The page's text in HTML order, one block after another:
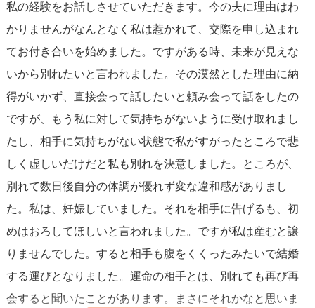
婚」は「ご縁」なので何かの「ここ！」というタイミング
がお相手の方にあればもしかしたらご相談者様を「特別な
人」と認識するかもしれません。ご相談者様と同じような
タイミングや時で同じように感じている可能性は比較的低
いよう思います。そして直感力に頼るなら「この勘はなん
となく自分だけな気がします」と感じてらっしゃるのでそ
の通りだと思います。
私の経験をお話しさせていただきます。今の夫に理由はわ
かりませんがなんとなく私は惹かれて、交際を申し込まれ
てお付き合いを始めました。ですがある時、未来が見えな
いから別れたいと言われました。その漠然とした理由に納
得がいかず、直接会って話したいと頼み会って話をしたの
ですが、もう私に対して気持ちがないように受け取れまし
たし、相手に気持ちがない状態で私がすがったところで悲
しく虚しいだけだと私も別れを決意しました。ところが、
別れて数日後自分の体調が優れず変な違和感がありまし
た。私は、妊娠していました。それを相手に告げるも、初
めはおろしてほしいと言われました。ですが私は産むと譲
りませんでした。すると相手も腹をくくったみたいで結婚
する運びとなりました。運命の相手とは、別れても再び再
会すると聞いたことがあります。まさにそれかなと思いま